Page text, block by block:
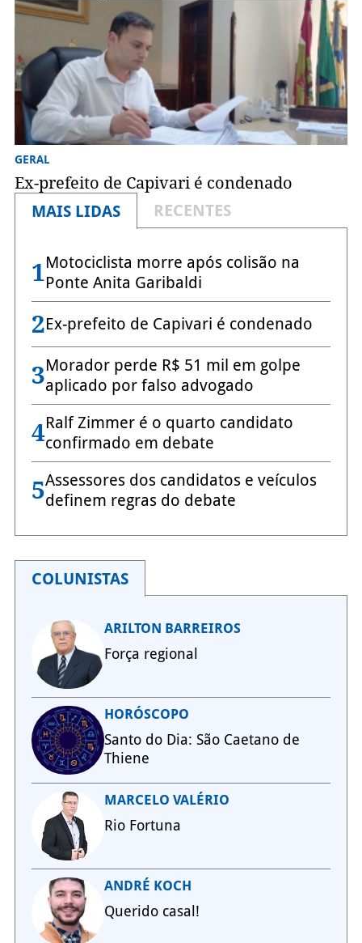
GERAL
Ex-prefeito de Capivari é condenado
MAIS LIDAS
RECENTES
1Motociclista morre após colisão na
Ponte Anita Garibaldi
2Ex-prefeito de Capivari é condenado
3Morador perde R$ 51 mil em golpe
aplicado por falso advogado
4Ralf Zimmer é o quarto candidato
confirmado em debate
5Assessores dos candidatos e veículos
definem regras do debate
COLUNISTAS
ARILTON BARREIROS
Força regional
HORÓSCOPO
Santo do Dia: São Caetano de
Thiene
MARCELO VALÉRIO
Rio Fortuna
ANDRÉ KOCH
Querido casal!